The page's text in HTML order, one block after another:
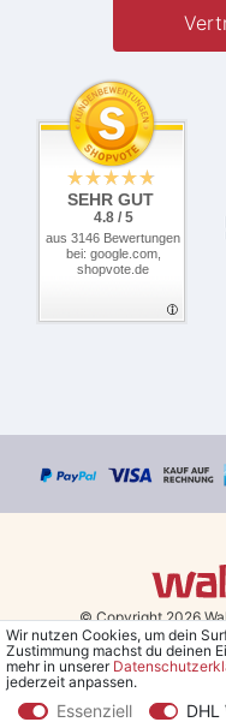
SEHR GUT
4.8 / 5
aus 3146 Bewertungen
bei: google.com,
shopvote.de
© Copyright 2026
Bestellungen mit Prio
Wir nutzen Cookies, um dein
Zustimmung machst du deinen
mehr in unserer
jederzeit anpassen.
Essenziell DHL